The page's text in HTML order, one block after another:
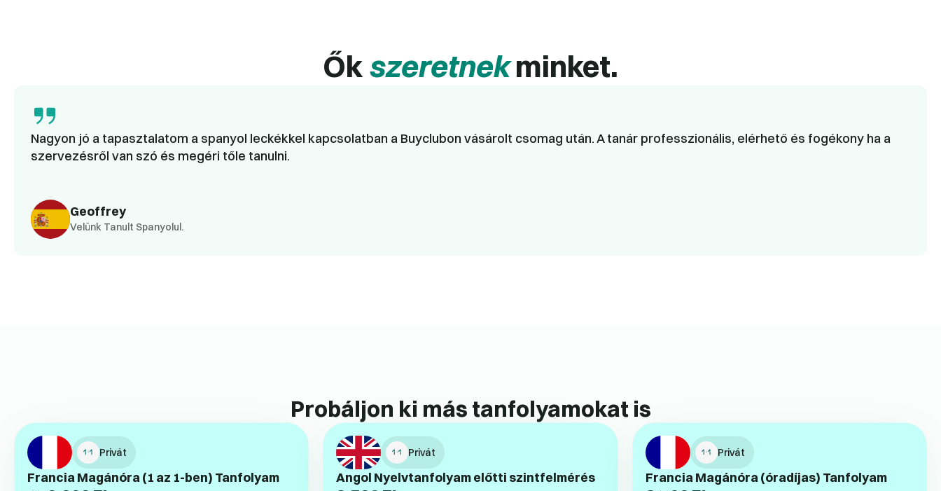
Őkszeretnekminket.
Geoffrey
Velünk Tanult Spanyolul.
Nagyon jó a tapasztalatom a spanyol leckékkel kapcsolatban a Buyclubon vásárolt csomag után. A tanár professzionális, elérhető és fogékony ha a
szervezésről van szó és megéri tőle tanulni.
Probáljon ki más tanfolyamokat is
Privát
Francia Magánóra (1 az 1-ben) Tanfolyam
Privát
Angol Nyelvtanfolyam előtti szintfelmérés
Privát
Francia Magánóra (óradíjas) Tanfolyam